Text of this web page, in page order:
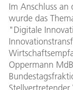
Im Anschluss an
wurde das
"Digitale
Oppermann
Stellvertretender